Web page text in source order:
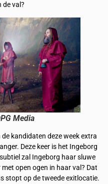
de val?
Media
kandidaten deze week extra
Deze keer is het Ingeborg
zal Ingeborg haar sluwe
open ogen in haar val? Dat
stopt op de tweede exitlocatie.